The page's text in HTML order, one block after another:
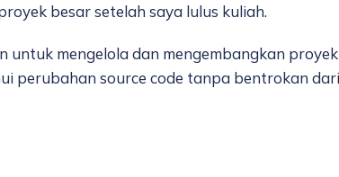
besar setelah saya lulus kuliah.
mengelola dan mengembangkan
perubahan source code tanpa bentrokan